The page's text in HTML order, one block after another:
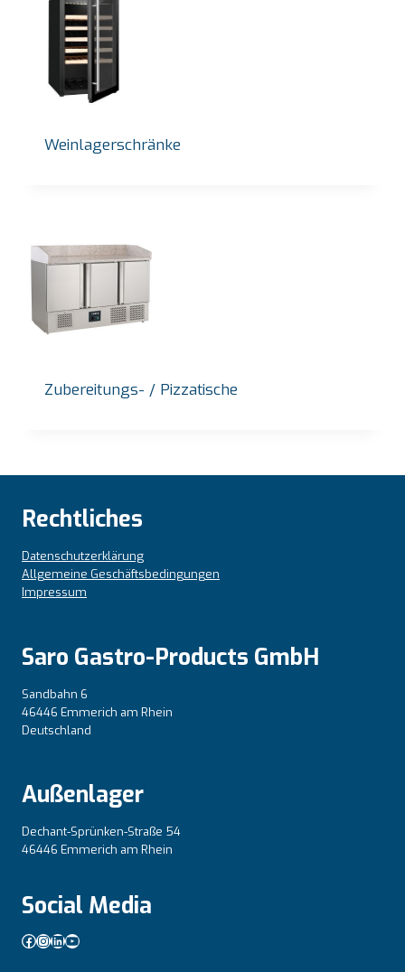
Weinlagerschränke
Zubereitungs- / Pizzatische
Rechtliches
Datenschutzerklärung
Allgemeine Geschäftsbedingungen
Impressum
Saro Gastro-Products GmbH
Sandbahn 6
46446 Emmerich am Rhein
Deutschland
Außenlager
Dechant-Sprünken-Straße 54
46446 Emmerich am Rhein
Social Media
Facebook
Instagram
LinkedIn
YouTube